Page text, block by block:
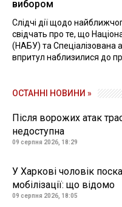
вибором
Слідчі дії щодо
свідчать про те, що
(НАБУ) та Спеціалізована
впритул наблизилися до
ОСТАННІ НОВИНИ »
Після ворожих атак
недоступна
09 серпня 2026, 18:29
У Харкові чоловік
мобілізації: що відомо
09 серпня 2026, 18:05